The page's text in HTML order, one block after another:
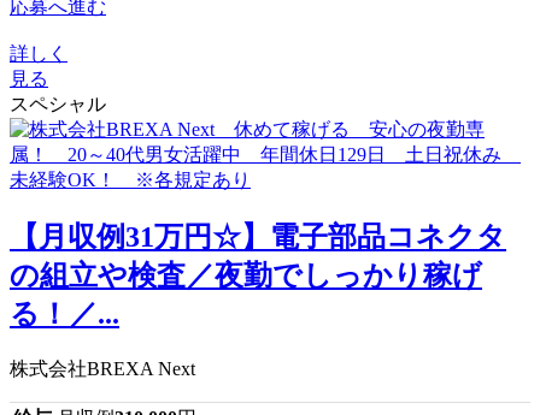
応募へ進む
詳しく
見る
スペシャル
【月収例31万円☆】電子部品コネクタ
の組立や検査／夜勤でしっかり稼げ
る！／...
株式会社BREXA Next